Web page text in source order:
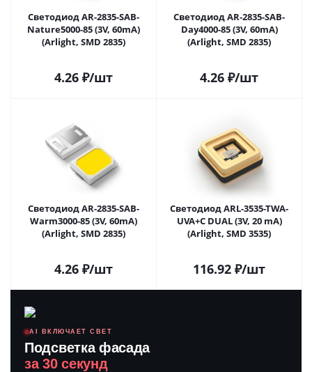
Светодиод AR-2835-SAB-
Nature5000-85 (3V, 60mA)
(Arlight, SMD 2835)
4.26 ₽/шт
Светодиод AR-2835-SAB-
Day4000-85 (3V, 60mA)
(Arlight, SMD 2835)
4.26 ₽/шт
Светодиод AR-2835-SAB-
Warm3000-85 (3V, 60mA)
(Arlight, SMD 2835)
4.26 ₽/шт
Светодиод ARL-3535-TWA-
UVA+C DUAL (3V, 20 mA)
(Arlight, SMD 3535)
116.92 ₽/шт
AI ВКЛЮЧАЕТ СВЕТ
Подсветка фасада
за 30 секунд